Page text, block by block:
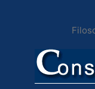
conteúdo